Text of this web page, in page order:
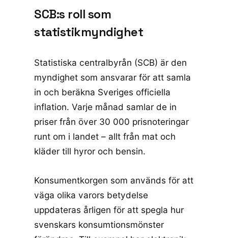
SCB:s roll som
statistikmyndighet
Statistiska centralbyrån (SCB) är den
myndighet som ansvarar för att samla
in och beräkna Sveriges officiella
inflation. Varje månad samlar de in
priser från över 30 000 prisnoteringar
runt om i landet – allt från mat och
kläder till hyror och bensin.
Konsumentkorgen som används för att
väga olika varors betydelse
uppdateras årligen för att spegla hur
svenskars konsumtionsmönster